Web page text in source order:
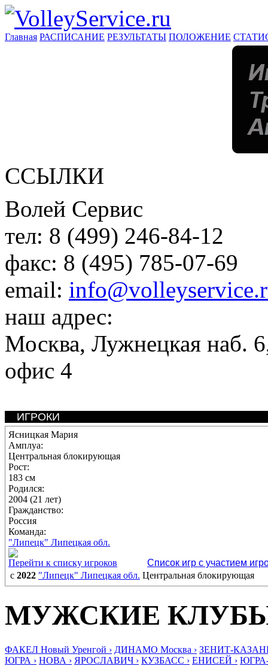
Главная РАСПИСАНИЕ РЕЗУЛЬТАТЫ ПОЛОЖЕНИЕ
ССЫЛКИ
Волей Сервис
тел: 8 (499) 246-84-12
факс: 8 (495) 785-07-69
email:
наш адрес:
Москва, Лужнецкая наб.
офис 4
ИГРОКИ
Ясницкая Мария
Амплуа:
Центральная блокирующая
Рост:
183 см
Родился:
2004 (21 лет)
Гражданство:
Россия
Команда:
"Липецк" Липецкая обл.
Перейти к списку игроков
Список игр с участием
с 2022 "Липецк" Липецкая обл. Центральная блокирующая
МУЖСКИЕ
ФАКЕЛ Новый Уренгой › ДИНАМО Москва › ЗЕНИТ-
ЮГРА › НОВА › ЯРОСЛАВИЧ › КУЗБАСС › ЕНИСЕЙ ›